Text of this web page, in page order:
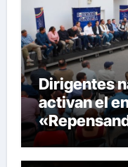
Dirigentes
activan el
impulsar